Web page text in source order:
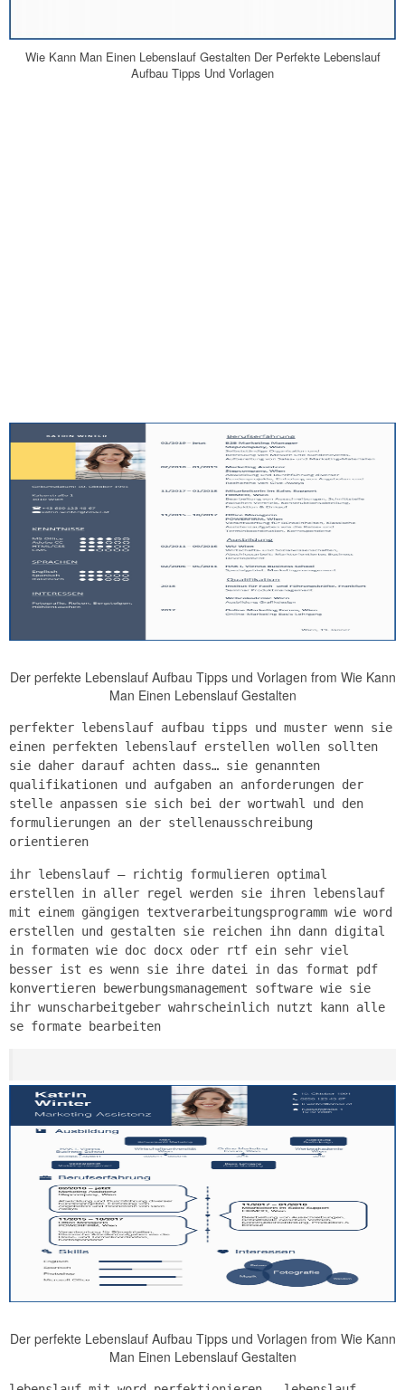
Wie Kann Man Einen Lebenslauf Gestalten Der Perfekte Lebenslauf
Aufbau Tipps Und Vorlagen
Der perfekte Lebenslauf Aufbau Tipps und Vorlagen from Wie Kann
Man Einen Lebenslauf Gestalten
perfekter lebenslauf aufbau tipps und muster wenn sie
einen perfekten lebenslauf erstellen wollen sollten
sie daher darauf achten dass… sie genannten
qualifikationen und aufgaben an anforderungen der
stelle anpassen sie sich bei der wortwahl und den
formulierungen an der stellenausschreibung
orientieren
ihr lebenslauf – richtig formulieren optimal
erstellen in aller regel werden sie ihren lebenslauf
mit einem gängigen textverarbeitungsprogramm wie word
erstellen und gestalten sie reichen ihn dann digital
in formaten wie doc docx oder rtf ein sehr viel
besser ist es wenn sie ihre datei in das format pdf
konvertieren bewerbungsmanagement software wie sie
ihr wunscharbeitgeber wahrscheinlich nutzt kann alle
se formate bearbeiten
Der perfekte Lebenslauf Aufbau Tipps und Vorlagen from Wie Kann
Man Einen Lebenslauf Gestalten